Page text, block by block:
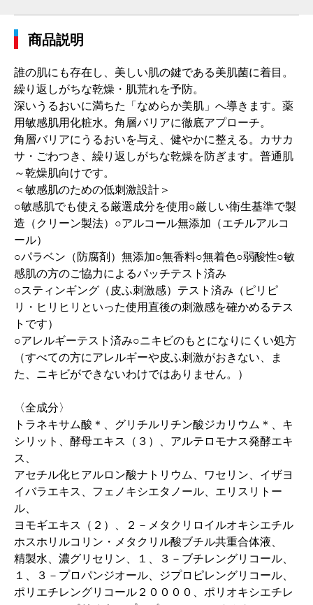
商品説明
誰の肌にも存在し、美しい肌の鍵である美肌菌に着目。
繰り返しがちな乾燥・肌荒れを予防。
深いうるおいに満ちた「なめらか美肌」へ導きます。薬
用敏感肌用化粧水。角層バリアに徹底アプローチ。
角層バリアにうるおいを与え、健やかに整える。カサカ
サ・ごわつき、繰り返しがちな乾燥を防ぎます。普通肌
～乾燥肌向けです。
＜敏感肌のための低刺激設計＞
○敏感肌でも使える厳選成分を使用○厳しい衛生基準で製
造（クリーン製法）○アルコール無添加（エチルアルコ
ール）
○パラベン（防腐剤）無添加○無香料○無着色○弱酸性○敏
感肌の方のご協力によるパッチテスト済み
○スティンギング（皮ふ刺激感）テスト済み（ピリピ
リ・ヒリヒリといった使用直後の刺激感を確かめるテス
トです）
○アレルギーテスト済み○ニキビのもとになりにくい処方
（すべての方にアレルギーや皮ふ刺激がおきない、ま
た、ニキビができないわけではありません。）
〈全成分〉
トラネキサム酸＊、グリチルリチン酸ジカリウム＊、キ
シリット、酵母エキス（３）、アルテロモナス発酵エキ
ス、
アセチル化ヒアルロン酸ナトリウム、ワセリン、イザヨ
イバラエキス、フェノキシエタノール、エリスリトー
ル、
ヨモギエキス（２）、２－メタクリロイルオキシエチル
ホスホリルコリン・メタクリル酸ブチル共重合体液、
精製水、濃グリセリン、１、３－ブチレングリコール、
１、３－プロパンジオール、ジプロピレングリコール、
ポリエチレングリコール２００００、ポリオキシエチレ